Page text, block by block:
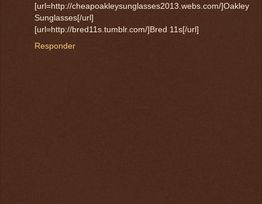
[url=http://cheapoakleysunglasses2013.webs.com/]Oakley
Sunglasses[/url]
[url=http://bred11s.tumblr.com/]Bred 11s[/url]
Responder